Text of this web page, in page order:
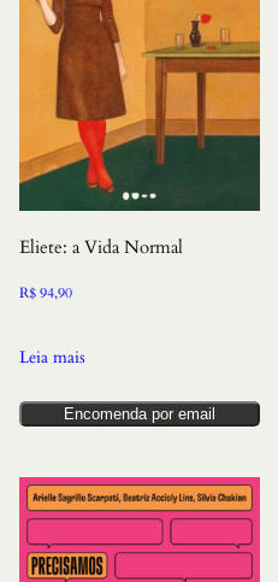
Eliete: a Vida Normal
R$94,90
Leia mais
Encomenda por email